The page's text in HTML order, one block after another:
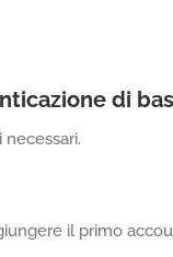
di
il primo